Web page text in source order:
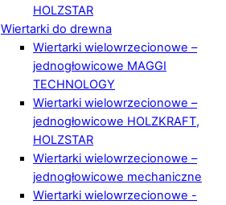
HOLZSTAR
Wiertarki do drewna
Wiertarki wielowrzecionowe –
jednogłowicowe MAGGI
TECHNOLOGY
Wiertarki wielowrzecionowe –
jednogłowicowe HOLZKRAFT,
HOLZSTAR
Wiertarki wielowrzecionowe –
jednogłowicowe mechaniczne
Wiertarki wielowrzecionowe -